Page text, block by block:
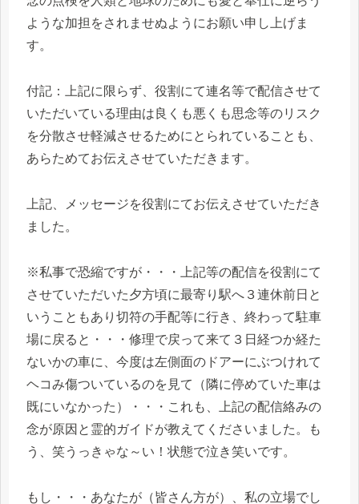
ような加担をされませぬようにお願い申し上げま
す。
付記：上記に限らず、役割にて連名等で配信させて
いただいている理由は良くも悪くも思念等のリスク
を分散させ軽減させるためにとられていることも、
あらためてお伝えさせていただきます。
上記、メッセージを役割にてお伝えさせていただき
ました。
※私事で恐縮ですが・・・上記等の配信を役割にて
させていただいた夕方頃に最寄り駅へ３連休前日と
いうこともあり切符の手配等に行き、終わって駐車
場に戻ると・・・修理で戻って来て３日経つか経た
ないかの車に、今度は左側面のドアーにぶつけれて
ヘコみ傷ついているのを見て（隣に停めていた車は
既にいなかった）・・・これも、上記の配信絡みの
念が原因と霊的ガイドが教えてくださいました。も
う、笑うっきゃな～い！状態で泣き笑いです。
もし・・・あなたが（皆さん方が）、私の立場でし